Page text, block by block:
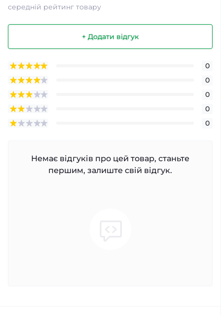
середній рейтинг товару
+ Додати відгук
0
0
0
0
0
Немає відгуків про цей товар, станьте
першим, залиште свій відгук.